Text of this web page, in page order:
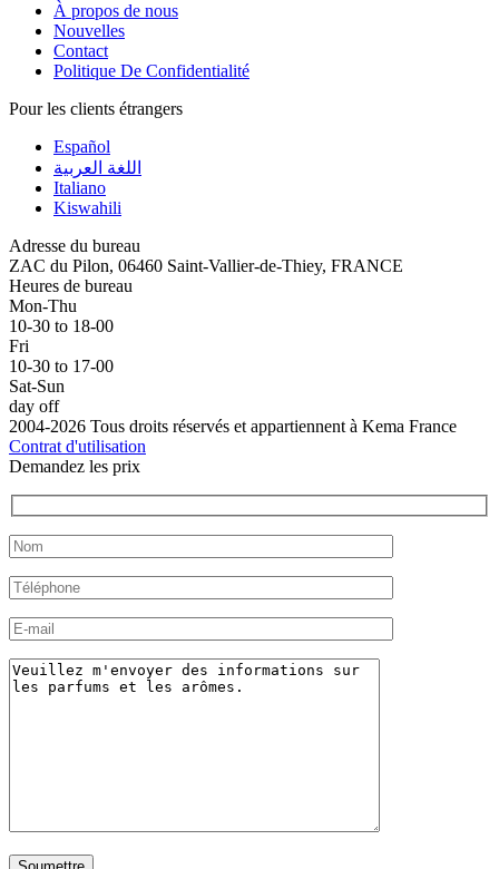
À propos de nous
Nouvelles
Contact
Politique De Confidentialité
Pour les clients étrangers
Español
اللغة العربية
Italiano
Kiswahili
Adresse du bureau
ZAC du Pilon, 06460 Saint-Vallier-de-Thiey, FRANCE
Heures de bureau
Mon-Thu
10-30 to 18-00
Fri
10-30 to 17-00
Sat-Sun
day off
2004-2026 Tous droits réservés et appartiennent à Kema France
Contrat d'utilisation
Demandez les prix